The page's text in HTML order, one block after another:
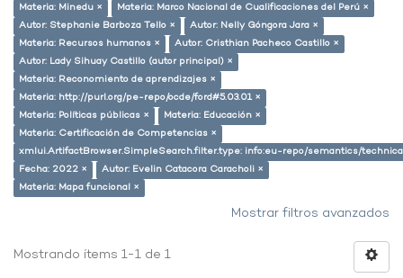
Materia: Minedu ×
Materia: Marco Nacional de Cualificaciones del Perú ×
Autor: Stephanie Barboza Tello ×
Autor: Nelly Góngora Jara ×
Materia: Recursos humanos ×
Autor: Cristhian Pacheco Castillo ×
Autor: Lady Sihuay Castillo (autor principal) ×
Materia: Reconomiento de aprendizajes ×
Materia: http://purl.org/pe-repo/ocde/ford#5.03.01 ×
Materia: Políticas públicas ×
Materia: Educación ×
Materia: Certificación de Competencias ×
xmlui.ArtifactBrowser.SimpleSearch.filter.type: info:eu-repo/semantics/
Fecha: 2022 ×
Autor: Evelin Catacora Caracholi ×
Materia: Mapa funcional ×
Mostrar filtros avanzados
Mostrando ítems 1-1 de 1